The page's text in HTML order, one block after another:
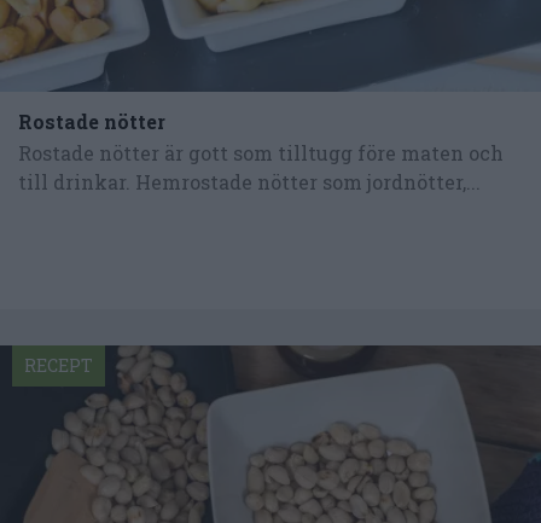
Rostade nötter
Rostade nötter är gott som tilltugg före maten och
till drinkar. Hemrostade nötter som jordnötter,...
RECEPT